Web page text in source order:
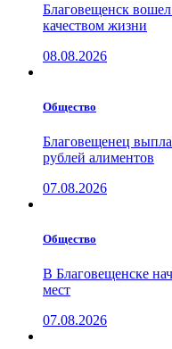
Благовещенск
качеством жизни
08.08.2026
Общество
Благовещенец
рублей алиментов
07.08.2026
Общество
В Благовещенске
мест
07.08.2026